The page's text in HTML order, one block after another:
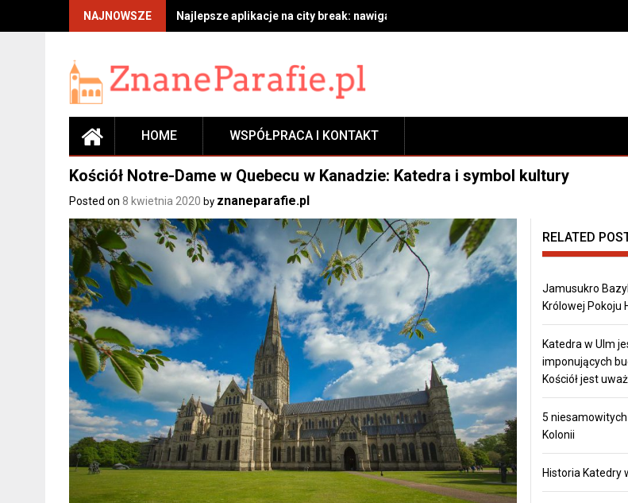
NAJNOWSZE Najlepsze aplikacje na city break: nawigacja, transport, płatności, rezerwacje i
HOME WSPÓŁPRACA I KONTAKT
Kościół Notre-Dame w Quebecu w Kanadzie: Katedra i symbol kultury
Posted on 8 kwietnia 2020 by znaneparafie.pl
RELATED
Jamusukro
Królowej Pokoju
Katedra w Ulm
imponujących
Kościół jest
5
Kolonii
Historia Katedry